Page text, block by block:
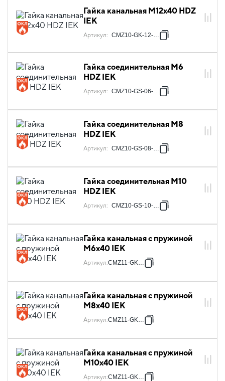
Гайка канальная М12х40 HDZ
IEK
Артикул: CMZ10-GK-12-HDZ
Гайка соединительная М6
HDZ IEK
Артикул: CMZ10-GS-06-HDZ
Гайка соединительная М8
HDZ IEK
Артикул: CMZ10-GS-08-HDZ
Гайка соединительная М10
HDZ IEK
Артикул: CMZ10-GS-10-HDZ
Гайка канальная с пружиной
М6х40 IEK
Артикул:CMZ11-GK-06
Гайка канальная с пружиной
М8х40 IEK
Артикул:CMZ11-GK-08
Гайка канальная с пружиной
М10х40 IEK
Артикул:CMZ11-GK-10